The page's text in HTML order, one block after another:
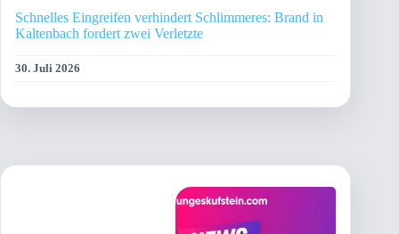
Schnelles Eingreifen verhindert Schlimmeres: Brand in
Kaltenbach fordert zwei Verletzte
30. Juli 2026